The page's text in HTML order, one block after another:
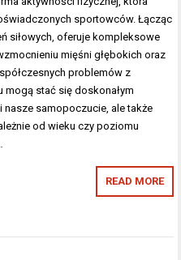
sportowców. Łącząc
siłowych, oferuje kompleksowe
mięśni głębokich oraz
problemów z
stać się doskonałym
samopoczucie, ale także
od wieku czy poziomu
READ MORE